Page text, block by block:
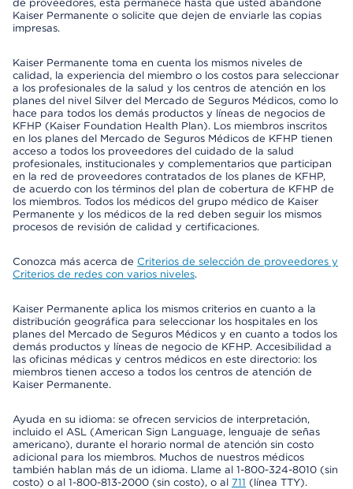
de proveedores, esta permanece hasta que usted abandone
Kaiser Permanente o solicite que dejen de enviarle las copias
impresas.
Kaiser Permanente toma en cuenta los mismos niveles de
calidad, la experiencia del miembro o los costos para seleccionar
a los profesionales de la salud y los centros de atención en los
planes del nivel Silver del Mercado de Seguros Médicos, como lo
hace para todos los demás productos y líneas de negocios de
KFHP (Kaiser Foundation Health Plan). Los miembros inscritos
en los planes del Mercado de Seguros Médicos de KFHP tienen
acceso a todos los proveedores del cuidado de la salud
profesionales, institucionales y complementarios que participan
en la red de proveedores contratados de los planes de KFHP,
de acuerdo con los términos del plan de cobertura de KFHP de
los miembros. Todos los médicos del grupo médico de Kaiser
Permanente y los médicos de la red deben seguir los mismos
procesos de revisión de calidad y certificaciones.
Conozca más acerca de Criterios de selección de proveedores y
Criterios de redes con varios niveles.
Kaiser Permanente aplica los mismos criterios en cuanto a la
distribución geográfica para seleccionar los hospitales en los
planes del Mercado de Seguros Médicos y en cuanto a todos los
demás productos y líneas de negocio de KFHP. Accesibilidad a
las oficinas médicas y centros médicos en este directorio: los
miembros tienen acceso a todos los centros de atención de
Kaiser Permanente.
Ayuda en su idioma: se ofrecen servicios de interpretación,
incluido el ASL (American Sign Language, lenguaje de señas
americano), durante el horario normal de atención sin costo
adicional para los miembros. Muchos de nuestros médicos
también hablan más de un idioma. Llame al 1-800-324-8010 (sin
costo) o al 1-800-813-2000 (sin costo), o al 711 (línea TTY).